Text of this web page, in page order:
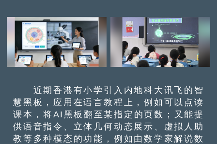
近期香港有小学引入内地科大讯飞的智
慧黑板，应用在语言教程上，例如可以点读
课本，将AI黑板翻至某指定的页数；又能提
供语音指令、立体几何动态展示、虚拟人助
教等多种模态的功能，例如由数学家解说数